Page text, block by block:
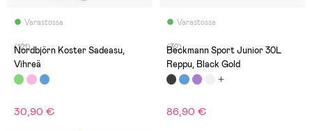
Varastossa
(121)
Nordbjörn Koster Sadeasu,
Vihreä
30,90 €
Varastossa
(32)
Beckmann Sport Junior 30L
Reppu, Black Gold
86,90 €